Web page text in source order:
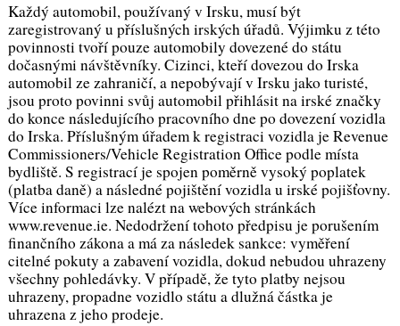
Každý automobil, používaný v Irsku, musí být
zaregistrovaný u příslušných irských úřadů. Výjimku z této
povinnosti tvoří pouze automobily dovezené do státu
dočasnými návštěvníky. Cizinci, kteří dovezou do Irska
automobil ze zahraničí, a nepobývají v Irsku jako turisté,
jsou proto povinni svůj automobil přihlásit na irské značky
do konce následujícího pracovního dne po dovezení vozidla
do Irska. Příslušným úřadem k registraci vozidla je Revenue
Commissioners/Vehicle Registration Office podle místa
bydliště. S registrací je spojen poměrně vysoký poplatek
(platba daně) a následné pojištění vozidla u irské pojišťovny.
Více informaci lze nalézt na webových stránkách
www.revenue.ie. Nedodržení tohoto předpisu je porušením
finančního zákona a má za následek sankce: vyměření
citelné pokuty a zabavení vozidla, dokud nebudou uhrazeny
všechny pohledávky. V případě, že tyto platby nejsou
uhrazeny, propadne vozidlo státu a dlužná částka je
uhrazena z jeho prodeje.